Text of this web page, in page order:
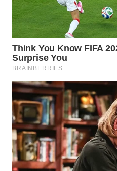
WN
KARO
SIMALUNGUN
WN
LABUHANBATU
WN
TAPANULI
TENGAH
WN DELI